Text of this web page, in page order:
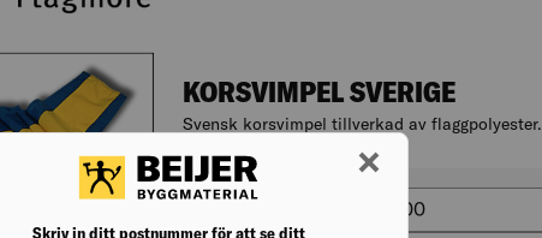
KORSVIMPEL SVERIGE
Svensk korsvimpel tillverkad av flaggpolyester.
Varianter Höjd (mm)
5000